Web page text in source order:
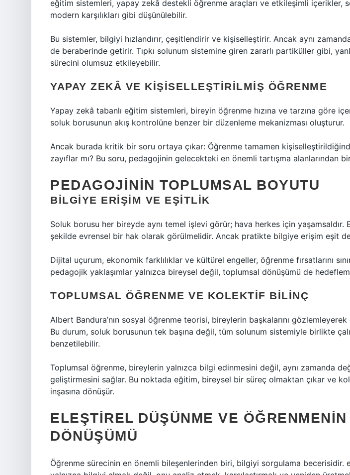
eğitim sistemleri, yapay zekâ destekli öğrenme araçları ve etkileşimli içerikler,
modern karşılıkları gibi düşünülebilir.
Bu sistemler, bilgiyi hızlandırır, çeşitlendirir ve kişiselleştirir. Ancak aynı
de beraberinde getirir. Tıpkı solunum sistemine giren zararlı partiküller gibi,
sürecini olumsuz etkileyebilir.
YAPAY ZEKÂ VE KIŞISELLEŞTIRILMIŞ ÖĞRENME
Yapay zekâ tabanlı eğitim sistemleri, bireyin öğrenme hızına ve tarzına göre
soluk borusunun akış kontrolüne benzer bir düzenleme mekanizması oluşturur.
Ancak burada kritik bir soru ortaya çıkar: Öğrenme tamamen
zayıflar mı? Bu soru, pedagojinin gelecekteki en önemli tartışma alanlarından
PEDAGOJININ TOPLUMSAL BOYUTU
BILGIYE ERIŞIM VE EŞITLIK
Soluk borusu her bireyde aynı temel işlevi görür; hava herkes için yaşamsaldır.
şekilde evrensel bir hak olarak görülmelidir. Ancak pratikte bilgiye erişim eşit
Dijital uçurum, ekonomik farklılıklar ve kültürel engeller, öğrenme fırsatlarını
pedagojik yaklaşımlar yalnızca bireysel değil, toplumsal dönüşümü de
TOPLUMSAL ÖĞRENME VE KOLEKTIF BILINÇ
Albert Bandura’nın sosyal öğrenme teorisi, bireylerin başkalarını
Bu durum, soluk borusunun tek başına değil, tüm solunum sistemiyle birlikte
benzetilebilir.
Toplumsal öğrenme, bireylerin yalnızca bilgi edinmesini değil, aynı zamanda
geliştirmesini sağlar. Bu noktada eğitim, bireysel bir süreç olmaktan çıkar ve
inşasına dönüşür.
ELEŞTIREL DÜŞÜNME VE ÖĞRENMENIN
DÖNÜŞÜMÜ
Öğrenme sürecinin en önemli bileşenlerinden biri, bilgiyi sorgulama becerisidir.